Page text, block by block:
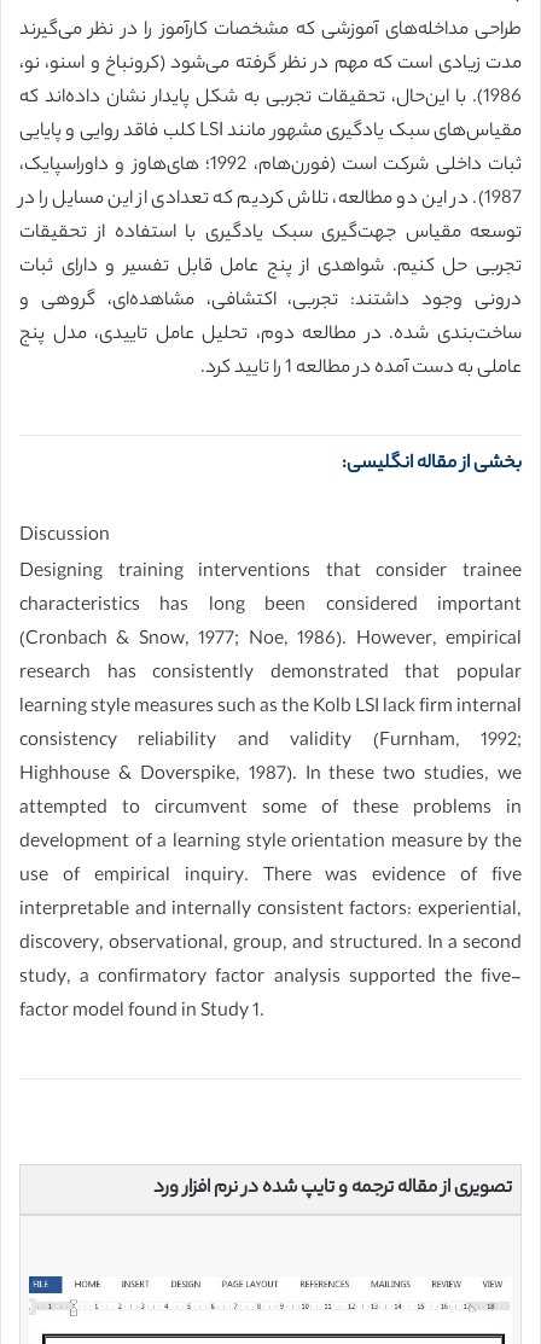
طراحی مداخله‌های آموزشی که مشخصات کارآموز را در نظر می‌گیرند
مدت زیادی است که مهم در نظر گرفته می‌شود (کرونباخ و اسنو، نو،
1986). با این‌حال، تحقیقات تجربی به شکل پایدار نشان داده‌اند که
مقیاس‌های سبک یادگیری مشهور مانند LSI کلب فاقد روایی و پایایی
ثبات داخلی شرکت است (فورن‌هام، 1992؛ های‌هاوز و داور‌اسپایک،‌
1987). در این دو مطالعه، تلاش کردیم که تعدادی از این مسایل را در
توسعه مقیاس جهت‌گیری سبک یادگیری با استفاده از تحقیقات
تجربی حل کنیم. شواهدی از پنج عامل قابل تفسیر و دارای ثبات
درونی وجود داشتند: تجربی،‌ اکتشافی، مشاهده‌ای، گروهی و
ساخت‌بندی شده. در مطالعه دوم، تحلیل عامل تاییدی، مدل پنج
عاملی به دست آمده در مطالعه 1 را تایید کرد.
بخشی از مقاله انگلیسی:
Discussion
Designing training interventions that consider trainee
characteristics has long been considered important
(Cronbach & Snow, 1977; Noe, 1986). However, empirical
research has consistently demonstrated that popular
learning style measures such as the Kolb LSI lack firm internal
consistency reliability and validity (Furnham, 1992;
Highhouse & Doverspike, 1987). In these two studies, we
attempted to circumvent some of these problems in
development of a learning style orientation measure by the
use of empirical inquiry. There was evidence of five
interpretable and internally consistent factors: experiential,
discovery, observational, group, and structured. In a second
study, a confirmatory factor analysis supported the five-
factor model found in Study 1.
تصویری از مقاله ترجمه و تایپ شده در نرم افزار ورد